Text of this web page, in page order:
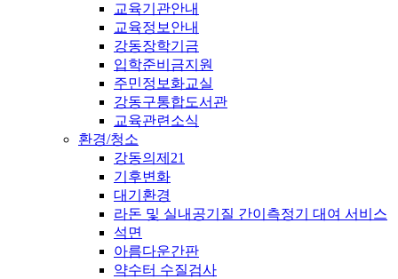
교육기관안내
교육정보안내
강동장학기금
입학준비금지원
주민정보화교실
강동구통합도서관
교육관련소식
환경/청소
강동의제21
기후변화
대기환경
라돈 및 실내공기질 간이측정기 대여 서비스
석면
아름다운간판
약수터 수질검사